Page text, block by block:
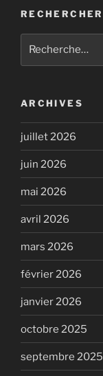
RECHERCHER
ARCHIVES
juillet 2026
juin 2026
mai 2026
avril 2026
mars 2026
février 2026
janvier 2026
octobre 2025
septembre 2025